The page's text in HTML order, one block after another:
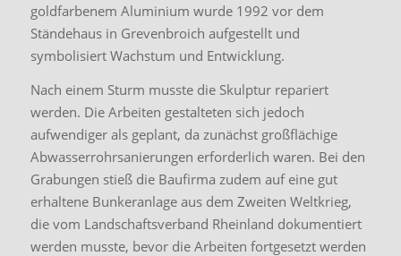
goldfarbenem Aluminium wurde 1992 vor dem
Ständehaus in Grevenbroich aufgestellt und
symbolisiert Wachstum und Entwicklung.
Nach einem Sturm musste die Skulptur repariert
werden. Die Arbeiten gestalteten sich jedoch
aufwendiger als geplant, da zunächst großflächige
Abwasserrohrsanierungen erforderlich waren. Bei den
Grabungen stieß die Baufirma zudem auf eine gut
erhaltene Bunkeranlage aus dem Zweiten Weltkrieg,
die vom Landschaftsverband Rheinland dokumentiert
werden musste, bevor die Arbeiten fortgesetzt werden